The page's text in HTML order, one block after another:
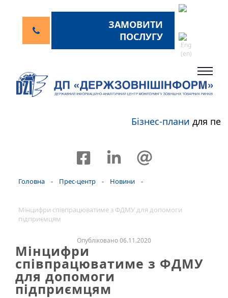
ЗАМОВИТИ
ПОСЛУГУ
Бізнес-планидля
Головна - Прес-центр - Новини -
Мінцифри співпрацюватиме з ФДМУ для допомоги
підприємцям
Опубліковано 06.11.2020
Мінцифри
співпрацюватиме з ФДМУ
для допомоги
підприємцям